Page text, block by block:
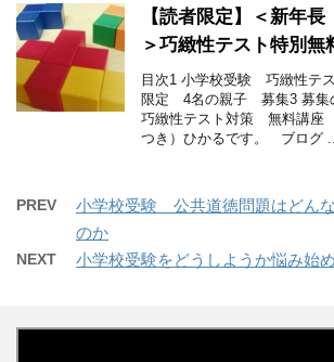
【読者限定】＜新年
＞巧緻性テスト特別無
目次1 小学校受験 巧緻性テ
限定 4名の親子 募集3 募集
巧緻性テスト対策 無料講座
つき）ひかるです。 ブログ ...
PREV
小学校受験 公共道徳問題はどん
のか
NEXT 小学校受験をどうしようか悩み始